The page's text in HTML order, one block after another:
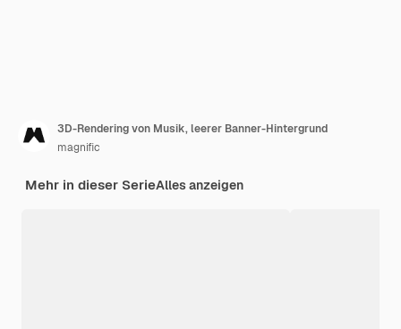
3D-Rendering von Musik, leerer Banner-Hintergrund
magnific
Mehr in dieser SerieAlles anzeigen